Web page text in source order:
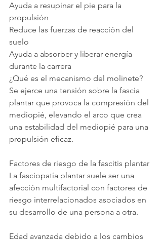
Ayuda a resupinar el pie para la
propulsión
Reduce las fuerzas de reacción del
suelo
Ayuda a absorber y liberar energía
durante la carrera
¿Qué es el mecanismo del molinete?
Se ejerce una tensión sobre la fascia
plantar que provoca la compresión del
mediopié, elevando el arco que crea
una estabilidad del mediopié para una
propulsión eficaz.
Factores de riesgo de la fascitis plantar
La fasciopatía plantar suele ser una
afección multifactorial con factores de
riesgo interrelacionados asociados en
su desarrollo de una persona a otra.
Edad avanzada debido a los cambios